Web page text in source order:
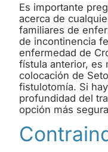
Es importante
acerca de
familiares de
de incontinencia
enfermedad de
fístula anterior, es
colocación de
fistulotomía. Si
profundidad del
opción más